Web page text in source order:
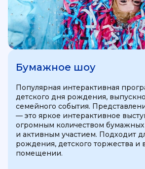
Бумажное шоу
Популярная интерактивная
детского дня рождения,
семейного события.
— это яркое интерактивное
огромным количеством бумажных
и активным участием. Подходит
рождения, детского торжества и
помещении.